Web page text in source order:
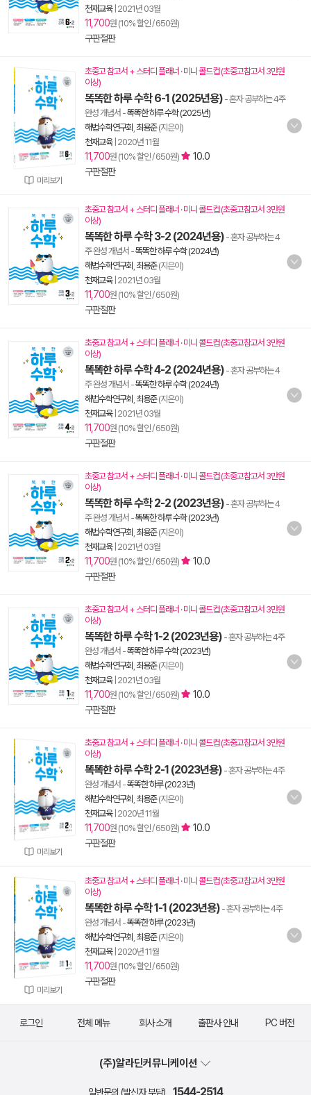
천재교육| 2021년 03월
11,700원 (10% 할인 / 650원)
구판절판
미리보기
초중고 참고서 + 스터디 플래너 · 미니 콜드컵 (초중고참고서 3만원
이상)
똑똑한 하루 수학 6-1 (2025년용) - 혼자 공부하는 4주
완성 개념서 -똑똑한 하루 수학 (2025년)
해법수학연구회 최용준(지은이)
천재교육| 2020년 11월
11,700원 (10% 할인 / 650원)
10.0
구판절판
초중고 참고서 + 스터디 플래너 · 미니 콜드컵 (초중고참고서 3만원
이상)
똑똑한 하루 수학 3-2 (2024년용) - 혼자 공부하는 4
주 완성 개념서 -똑똑한 하루 수학 (2024년)
해법수학연구회 최용준(지은이)
천재교육| 2021년 03월
11,700원 (10% 할인 / 650원)
구판절판
초중고 참고서 + 스터디 플래너 · 미니 콜드컵 (초중고참고서 3만원
이상)
똑똑한 하루 수학 4-2 (2024년용) - 혼자 공부하는 4
주 완성 개념서 -똑똑한 하루 수학 (2024년)
해법수학연구회 최용준(지은이)
천재교육| 2021년 03월
11,700원 (10% 할인 / 650원)
구판절판
초중고 참고서 + 스터디 플래너 · 미니 콜드컵 (초중고참고서 3만원
이상)
똑똑한 하루 수학 2-2 (2023년용) - 혼자 공부하는 4
주 완성 개념서 -똑똑한 하루 수학 (2023년)
해법수학연구회 최용준(지은이)
천재교육| 2021년 03월
11,700원 (10% 할인 / 650원)
10.0
구판절판
초중고 참고서 + 스터디 플래너 · 미니 콜드컵 (초중고참고서 3만원
이상)
똑똑한 하루 수학 1-2 (2023년용) - 혼자 공부하는 4주
완성 개념서 -똑똑한 하루 수학 (2023년)
해법수학연구회 최용준(지은이)
천재교육| 2021년 03월
11,700원 (10% 할인 / 650원)
10.0
구판절판
미리보기
초중고 참고서 + 스터디 플래너 · 미니 콜드컵 (초중고참고서 3만원
이상)
똑똑한 하루 수학 2-1 (2023년용) - 혼자 공부하는 4주
완성 개념서 -똑똑한 하루 (2023년)
해법수학연구회 최용준(지은이)
천재교육| 2020년 11월
11,700원 (10% 할인 / 650원)
10.0
구판절판
미리보기
초중고 참고서 + 스터디 플래너 · 미니 콜드컵 (초중고참고서 3만원
이상)
똑똑한 하루 수학 1-1 (2023년용) - 혼자 공부하는 4주
완성 개념서 -똑똑한 하루 (2023년)
해법수학연구회 최용준(지은이)
천재교육| 2020년 11월
11,700원 (10% 할인 / 650원)
구판절판
로그인 전체 메뉴 회사 소개 출판사 안내 PC 버전
(주)알라딘커뮤니케이션
일반문의 (발신자 부담) 1544-2514